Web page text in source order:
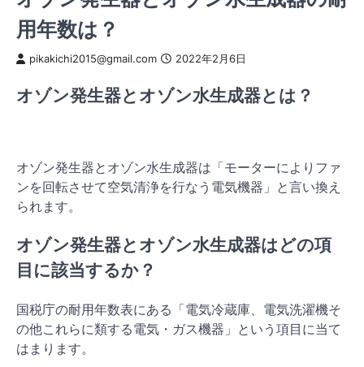
用年数は？
pikakichi2015@gmail.com 2022年2月6日
オゾン発生器とオゾン水生成器とは？
オゾン発生器とオゾン水生成器は「モーターによりファ
ンを回転させて空気清浄を行なう電気機器」と言い換え
られます。
オゾン発生器とオゾン水生成器はどの項
目に該当するか？
国税庁の耐用年数表にある「電気冷蔵庫、電気洗濯機そ
の他これらに類する電気・ガス機器」という項目に当て
はまります。